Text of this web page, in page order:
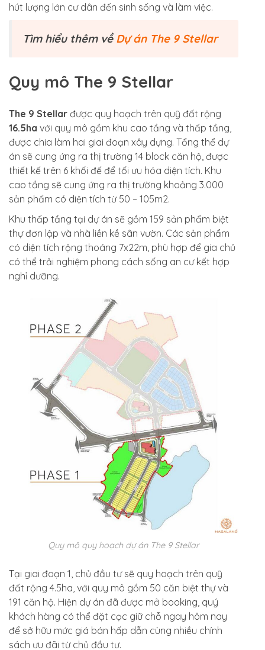
hút lượng lớn cư dân đến sinh sống và làm việc.
Tìm hiểu thêm vềDự án The 9 Stellar
Quy mô The 9 Stellar
The 9 Stellar được quy hoạch trên quỹ đất rộng
16.5ha với quy mô gồm khu cao tầng và thấp tầng,
được chia làm hai giai đoạn xây dựng. Tổng thể dự
án sẽ cung ứng ra thị trường 14 block căn hộ, được
thiết kế trên 6 khối đế để tối ưu hóa diện tích. Khu
cao tầng sẽ cung ứng ra thị trường khoảng 3.000
sản phẩm có diện tích từ 50 – 105m2.
Khu thấp tầng tại dự án sẽ gồm 159 sản phẩm biệt
thự đơn lập và nhà liền kề sân vườn. Các sản phẩm
có diện tích rộng thoáng 7x22m, phù hợp để gia chủ
có thể trải nghiệm phong cách sống an cư kết hợp
nghỉ dưỡng.
Quy mô quy hoạch dự án The 9 Stellar
Tại giai đoạn 1, chủ đầu tư sẽ quy hoạch trên quỹ
đất rộng 4.5ha, với quy mô gồm 50 căn biệt thự và
191 căn hộ. Hiện dự án đã được mở booking, quý
khách hàng có thể đặt cọc giữ chỗ ngay hôm nay
để sở hữu mức giá bán hấp dẫn cùng nhiều chính
sách ưu đãi từ chủ đầu tư.